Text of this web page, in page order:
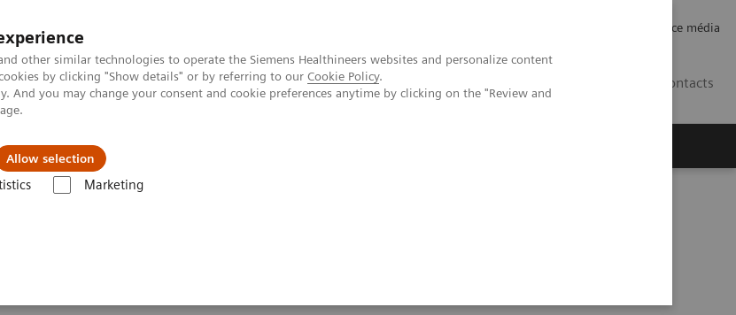
other similar technologies to operate the Siemens Healthineers websites and personalize content
by clicking "Show details" or by referring to our Cookie Policy.
And you may change your consent and cookie preferences anytime by clicking on the "Review and
Allow selection
Marketing
Espace média
Contacts
et événements